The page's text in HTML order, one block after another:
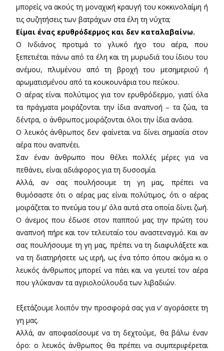
μπορείς να ακούς τη μοναχική κραυγή του κοκκινολαίμη ή
τις συζητήσεις των βατράχων στα έλη τη νύχτα;
Είμαι ένας ερυθρόδερμος και δεν καταλαβαίνω.
Ο Ινδιάνος προτιμά το γλυκό ήχο του αέρα, που
ξεπετιέται πάνω από τα έλη και τη μυρωδιά του ίδιου του
ανέμου, πλυμένου από τη βροχή του μεσημεριού ή
αρωματισμένου από τα κουκουνάρια του πεύκου.
Ο αέρας είναι πολύτιμος για τον ερυθρόδερμο, γιατί όλα
τα πράγματα μοιράζονται την ίδια αναπνοή – τα ζώα, τα
δέντρα, ο άνθρωπος μοιράζονται όλοι την ίδια ανάσα.
Ο λευκός άνθρωπος δεν φαίνεται να δίνει σημασία στον
αέρα που αναπνέει.
Σαν έναν άνθρωπο που θέλει πολλές μέρες για να
πεθάνει, είναι αδιάφορος για τη δυσοσμία.
Αλλά, αν σας πουλήσουμε τη γη μας, πρέπει να
θυμόσαστε ότι ο αέρας μας είναι πολύτιμος, ότι ο αέρας
μοιράζεται το πνεύμα του μ’ όλα αυτά στα οποία δίνει ζωή.
Ο άνεμος που έδωσε στον παππού μας την πρώτη του
αναπνοή πήρε και τον τελευταίο του αναστεναγμό. Και αν
σας πουλήσουμε τη γη μας, πρέπει να τη διαφυλάξετε και
να τη διατηρήσετε ως ιερή, ως ένα τόπο όπου ακόμα κι ο
λευκός άνθρωπος μπορεί να πάει και να γευτεί τον αέρα
που γλύκαναν τα αγριολούλουδα των λιβαδιών.
Εξετάζουμε λοιπόν την προσφορά σας για ν’ αγοράσετε τη
γη μας.
Αλλά, αν αποφασίσουμε να τη δεχτούμε, θα βάλω έναν
όρο: ο λευκός άνθρωπος θα πρέπει να συμπεριφέρεται